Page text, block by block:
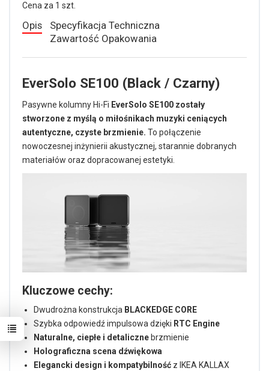
Cena za 1 szt.
Opis
Specyfikacja Techniczna
Zawartość Opakowania
EverSolo SE100 (Black / Czarny)
Pasywne kolumny Hi-Fi EverSolo SE100 zostały
stworzone z myślą o miłośnikach muzyki ceniących
autentyczne, czyste brzmienie. To połączenie
nowoczesnej inżynierii akustycznej, starannie dobranych
materiałów oraz dopracowanej estetyki.
Kluczowe cechy:
Dwudrożna konstrukcja BLACKEDGE CORE
Szybka odpowiedź impulsowa dzięki RTC Engine
Naturalne, ciepłe i detalicznebrzmienie
Holograficzna scena dźwiękowa
Elegancki design i kompatybilność z IKEA KALLAX